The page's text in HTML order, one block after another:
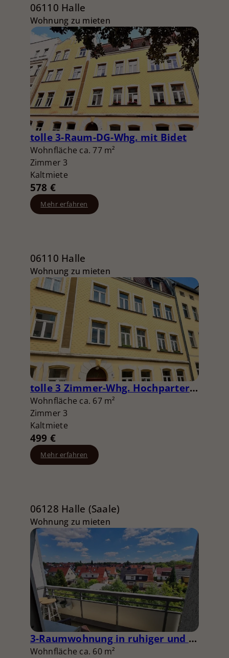
06110 Halle
Wohnung zu mieten
tolle 3-Raum-DG-Whg. mit Bidet
Wohnfläche ca. 77 m²
Zimmer 3
Kaltmiete
578 €
Mehr erfahren
06110 Halle
Wohnung zu mieten
tolle 3 Zimmer-Whg. Hochparterre
Wohnfläche ca. 67 m²
Zimmer 3
Kaltmiete
499 €
Mehr erfahren
06128 Halle (Saale)
Wohnung zu mieten
3-Raumwohnung in ruhiger und grüner Lage
Wohnfläche ca. 60 m²